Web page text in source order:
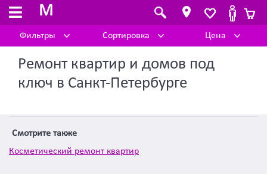
M
Фильтры Сортировка Цена
Ремонт квартир и домов под
ключ в Санкт-Петербурге
Смотрите также
Косметический ремонт квартир